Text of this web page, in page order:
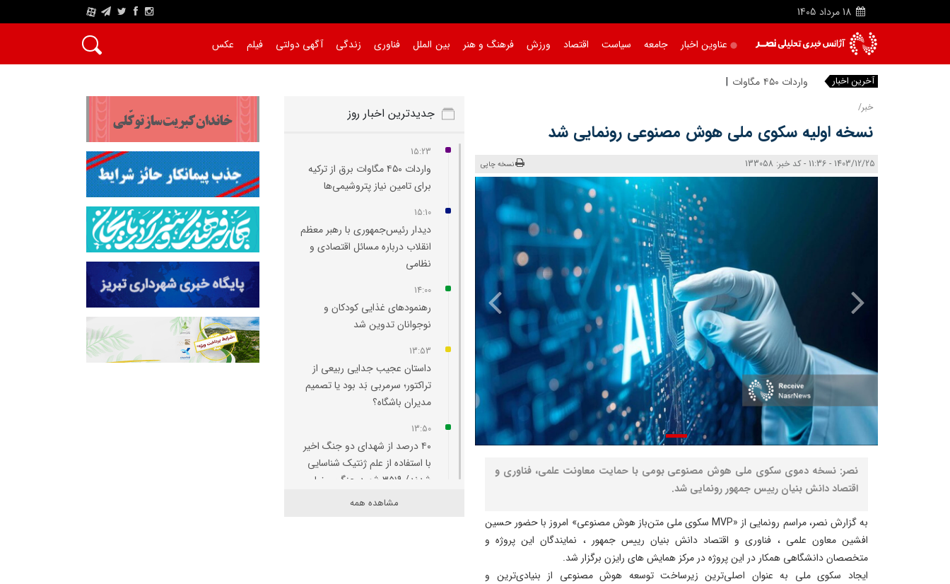
18 مرداد 1405
A
عناوین اخبار جامعه سیاست اقتصاد ورزش فرهنگ و هنر بین الملل فناوری زندگی آگهی دولتی فیلم عکس
آخرین اخبار واردات ۴۵۰ مگاوات برق از ترکیه
خبر/
نسخه اولیه سکوی ملی هوش مصنوعی رونمایی شد
1403/12/25 - 11:36 - کد خبر: 133058 نسخه چاپی
نصر: نسخه دموی سکوی ملی هوش مصنوعی بومی با حمایت معاونت علمی، فناوری و
اقتصاد دانش بنیان رییس جمهور رونمایی شد.
به گزارش نصر، مراسم رونمایی از «MVP سکوی ملی متن‌باز هوش مصنوعی» امروز با حضور حسین
افشین معاون علمی ، فناوری و اقتصاد دانش بنیان رییس جمهور ، نمایندگان این پروژه و
متخصصان دانشگاهی همکار در این پروژه در مرکز همایش های رایزن برگزار شد.
ایجاد سکوی ملی به عنوان اصلی‌ترین زیرساخت توسعه هوش مصنوعی از بنیادی‌ترین و
جدیدترین اخبار روز
15:23
واردات ۴۵۰ مگاوات برق از ترکیه
برای تامین نیاز پتروشیمی‌ها
15:10
دیدار رئیس‌جمهوری با رهبر معظم
انقلاب درباره مسائل اقتصادی و
نظامی
14:00
رهنمودهای غذایی کودکان و
نوجوانان تدوین شد
13:53
داستان عجیب جدایی ربیعی از
تراکتور؛ سرمربی بَد بود یا تصمیم
مدیران باشگاه؟
13:50
۴۰ درصد از شهدای دو جنگ اخیر
با استفاده از علم ژنتیک شناسایی
شدند/ ۳۵۱۹ شهید جنگ رمضان
مشاهده همه